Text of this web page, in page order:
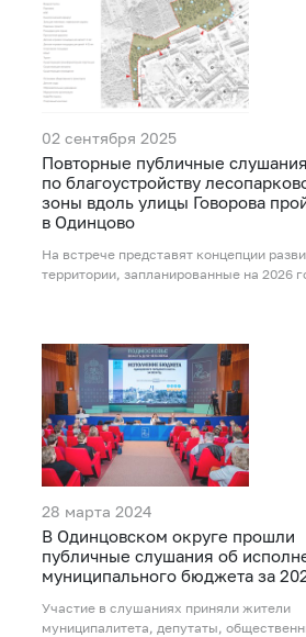
02 сентября 2025
Повторные публичные слушания
по благоустройству
зоны вдоль улицы Говорова
в Одинцово
На встрече представят концепции
территории, запланированные на 2026
28 марта 2024
В Одинцовском округе прошли
публичные слушания об
муниципального бюджета за
Участие в слушаниях приняли жители
муниципалитета, депутаты,